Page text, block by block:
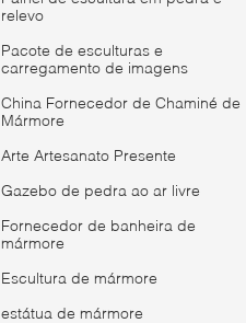
relevo
Pacote de esculturas e
carregamento de imagens
China Fornecedor de Chaminé de
Mármore
Arte Artesanato Presente
Gazebo de pedra ao ar livre
Fornecedor de banheira de
mármore
Escultura de mármore
estátua de mármore